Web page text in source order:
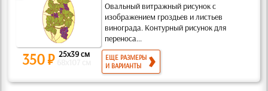
Овальный витражный рисунок с
изображением гроздьев и листьев
винограда. Контурный рисунок для
переноса...
350 ₽ 25x39 см
ЕЩЕ РАЗМЕРЫ
И ВАРИАНТЫ